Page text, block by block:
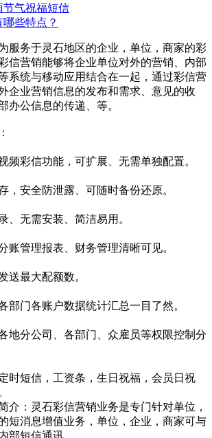
节气祝福短信
些特点？
服务于灵石地区的企业，单位，商家的彩
信营销能够将企业单位对外的营销、内部
系统与移动应用结合在一起，通过彩信营
企业营销信息的发布和需求、意见的收
办公信息的传递、等。
频彩信功能，可扩展、无需单独配置。
，安全防泄露、可随时备份还原。
、无需安装、简洁易用。
账管理报表、财务管理清晰可见。
送最大配额数。
部门各账户数据统计汇总一目了然。
地分公司、各部门、众雇员等权限控制分
时短信，工资条，生日祝福，会员日祝
介：灵石彩信营销业务是专门针对单位，
短消息增值业务，单位，企业，商家可与
部短信通讯，